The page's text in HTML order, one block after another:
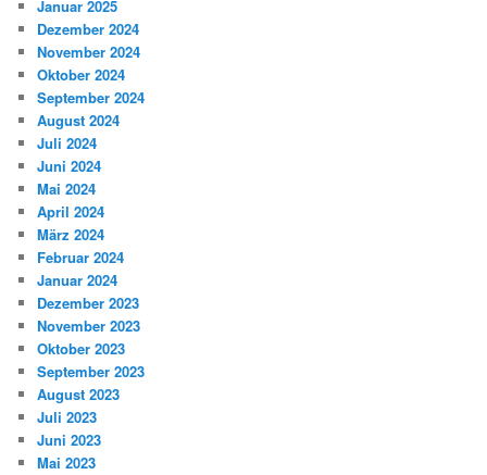
Januar 2025
Dezember 2024
November 2024
Oktober 2024
September 2024
August 2024
Juli 2024
Juni 2024
Mai 2024
April 2024
März 2024
Februar 2024
Januar 2024
Dezember 2023
November 2023
Oktober 2023
September 2023
August 2023
Juli 2023
Juni 2023
Mai 2023